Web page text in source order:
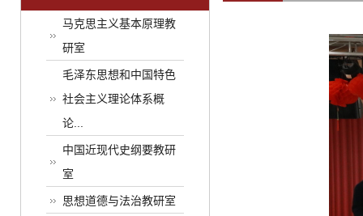
马克思主义基本原理教
研室
毛泽东思想和中国特色
社会主义理论体系概
论...
中国近现代史纲要教研
室
思想道德与法治教研室